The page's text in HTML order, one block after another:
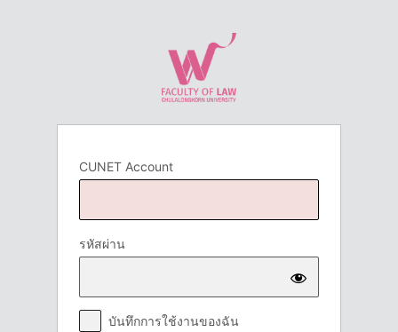
CUNET Account
รหัสผ่าน
บันทึกการใช้งานของฉัน